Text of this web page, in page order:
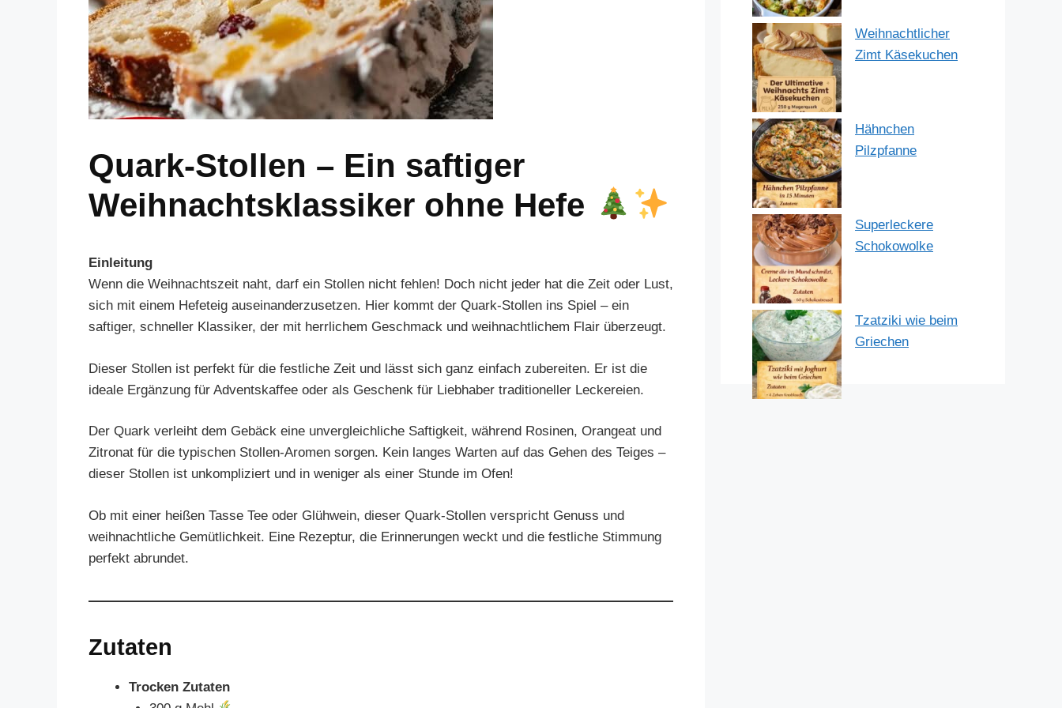
Quark-Stollen – Ein saftiger
Weihnachtsklassiker ohne Hefe
Einleitung
Wenn die Weihnachtszeit naht, darf ein Stollen nicht fehlen! Doch nicht jeder hat die Zeit oder Lust,
sich mit einem Hefeteig auseinanderzusetzen. Hier kommt der Quark-Stollen ins Spiel – ein
saftiger, schneller Klassiker, der mit herrlichem Geschmack und weihnachtlichem Flair überzeugt.
Dieser Stollen ist perfekt für die festliche Zeit und lässt sich ganz einfach zubereiten. Er ist die
ideale Ergänzung für Adventskaffee oder als Geschenk für Liebhaber traditioneller Leckereien.
Der Quark verleiht dem Gebäck eine unvergleichliche Saftigkeit, während Rosinen, Orangeat und
Zitronat für die typischen Stollen-Aromen sorgen. Kein langes Warten auf das Gehen des Teiges –
dieser Stollen ist unkompliziert und in weniger als einer Stunde im Ofen!
Ob mit einer heißen Tasse Tee oder Glühwein, dieser Quark-Stollen verspricht Genuss und
weihnachtliche Gemütlichkeit. Eine Rezeptur, die Erinnerungen weckt und die festliche Stimmung
perfekt abrundet.
Zutaten
Trocken Zutaten
Weihnachtlicher
Zimt Käsekuchen
Hähnchen
Pilzpfanne
Superleckere
Schokowolke
Tzatziki wie beim
Griechen